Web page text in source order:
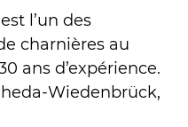
l’un des
charnières au
ans d’expérience.
Wiedenbrück,